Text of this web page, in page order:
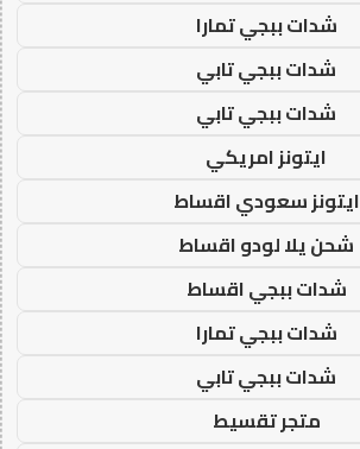
شدات ببجي تمارا
شدات ببجي تابي
شدات ببجي تابي
ايتونز امريكي
ايتونز سعودي اقساط
شحن يلا لودو اقساط
شدات ببجي اقساط
شدات ببجي تمارا
شدات ببجي تابي
متجر تقسيط